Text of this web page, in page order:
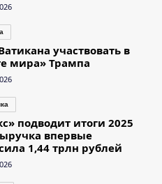
участвовать в
мира» Трампа
подводит итоги 2025
впервые
1,44 трлн рублей